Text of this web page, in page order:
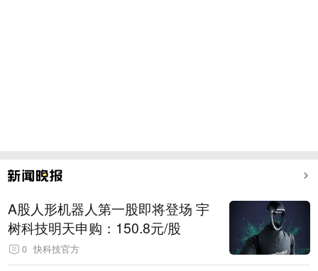
A股人形机器人第一股即将登场 宇
树科技明天申购：150.8元/股
0 快科技官方